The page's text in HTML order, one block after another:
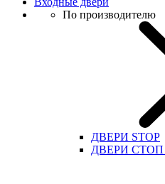
По производителю
ДВЕРИ STOP
ДВЕРИ СТОП